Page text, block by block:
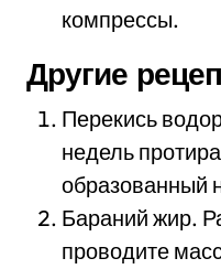
компрессы.
Другие
Перекись
недель
образованный
Бараний жир.
проводите